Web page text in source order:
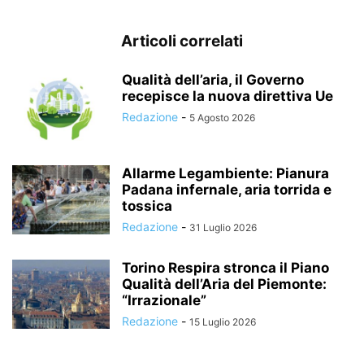
Articoli correlati
Qualità dell’aria, il Governo
recepisce la nuova direttiva Ue
Redazione - 5 Agosto 2026
Allarme Legambiente: Pianura
Padana infernale, aria torrida e
tossica
Redazione - 31 Luglio 2026
Torino Respira stronca il Piano
Qualità dell’Aria del Piemonte:
“Irrazionale”
Redazione - 15 Luglio 2026